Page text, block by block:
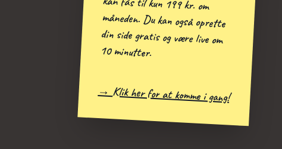
10 minutter.
→ Klik her for at komme i gang!